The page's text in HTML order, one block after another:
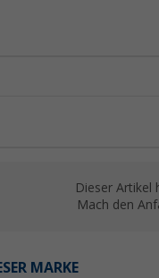
Dieser Artikel
Mach den
MARKE